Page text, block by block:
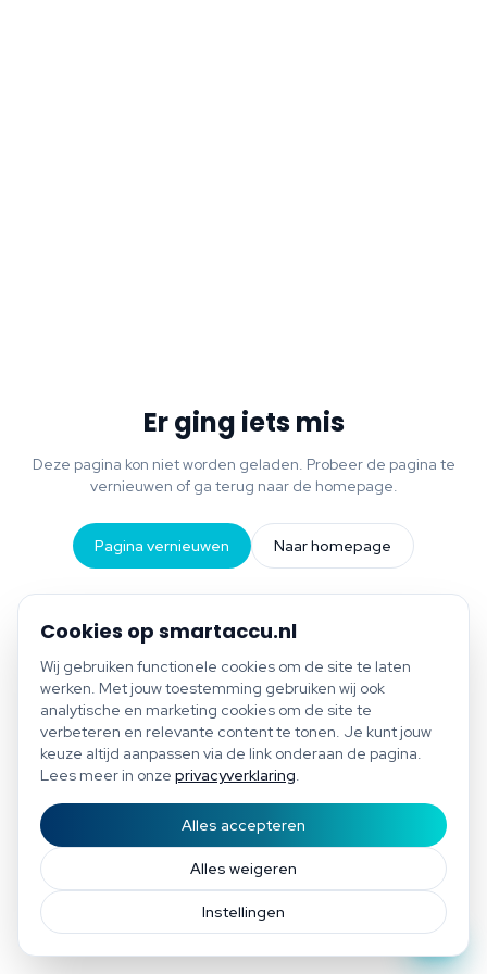
Bespaar tot €1.200 per jaar
Gratis scan of plan direct een afspraak
Cookies op smartaccu.nl
Wij gebruiken functionele cookies om de site te laten
werken. Met jouw toestemming gebruiken wij ook
analytische en marketing cookies om de site te
verbeteren en relevante content te tonen. Je kunt jouw
keuze altijd aanpassen via de link onderaan de pagina.
Lees meer in onze privacyverklaring.
Instellingen
Alles weigeren
Alles accepteren
Er ging iets mis
Deze pagina kon niet worden geladen. Probeer de pagina te
vernieuwen of ga terug naar de homepage.
Pagina vernieuwen Naar homepage